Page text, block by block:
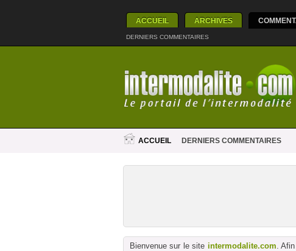
ACCUEIL ARCHIVES
DERNIERS COMMENTAIRES
ACCUEIL DERNIERS COMMENTAIRES
Bienvenue sur le site intermodalite.com.